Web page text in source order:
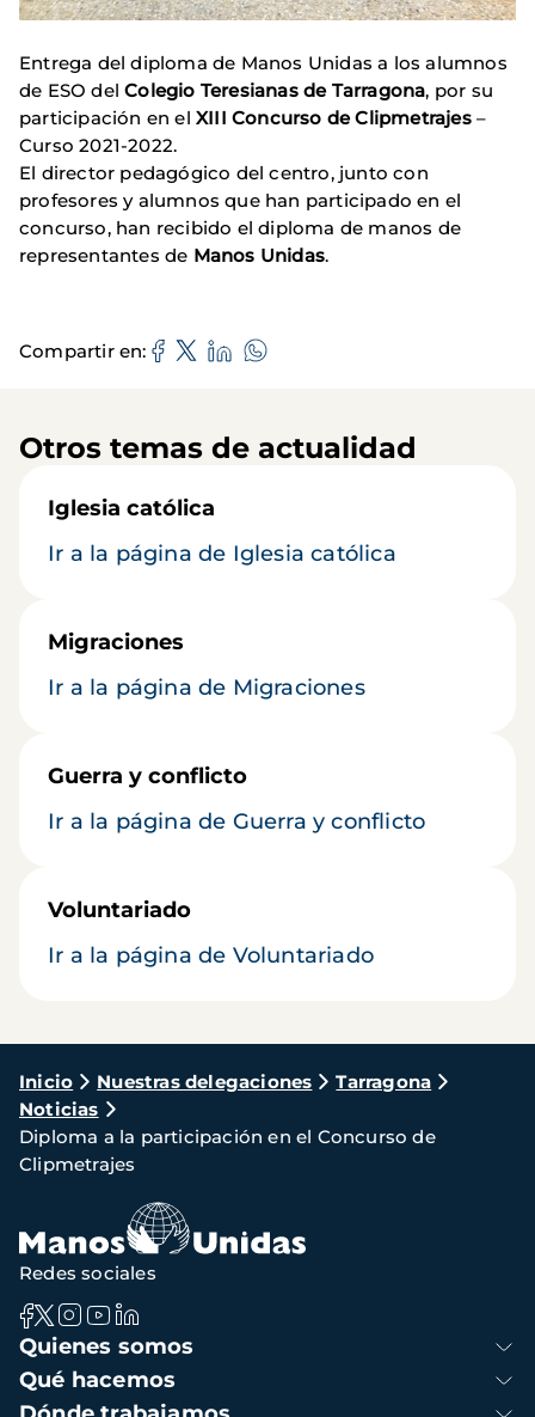
Entrega del diploma de Manos Unidas a los alumnos
de ESO delColegio Teresianas de Tarragona, por su
participación en el XIII Concurso de Clipmetrajes–
Curso 2021-2022.
El director pedagógico del centro, junto con
profesores y alumnos que han participado en el
concurso, han recibido el diploma de manos de
representantes de Manos Unidas.
Compartir en
Otros temas de actualidad
Iglesia católica
Ir a la página de Iglesia católica
Migraciones
Ir a la página de Migraciones
Guerra y conflicto
Ir a la página de Guerra y conflicto
Voluntariado
Ir a la página de Voluntariado
Ruta
de
navegación
Inicio Nuestras delegaciones
Tarragona
Noticias
Diploma a la participación en el Concurso de
Clipmetrajes
Navegación
principal
Quienes somos
Qué hacemos
Redes sociales